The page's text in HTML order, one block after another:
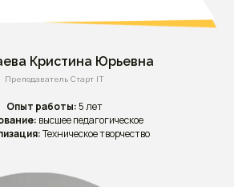
Кристина Юрьевна
Преподаватель Старт IT
Опыт работы: 5 лет
высшее педагогическое
Техническое творчество